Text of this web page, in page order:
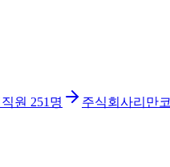
직원 251 명 주식회사리만